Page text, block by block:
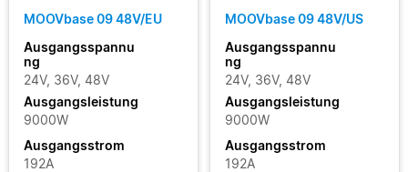
MOOVbase 09 48V/EU
Ausgangsspannu
ng
24V, 36V, 48V
Ausgangsleistung
9000W
Ausgangsstrom
192A
MOOVbase 09 48V/US
Ausgangsspannu
ng
24V, 36V, 48V
Ausgangsleistung
9000W
Ausgangsstrom
192A